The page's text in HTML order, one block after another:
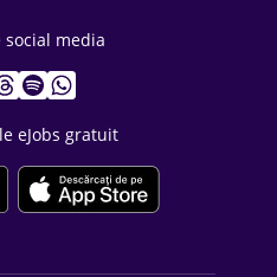
media
eJobs gratuit